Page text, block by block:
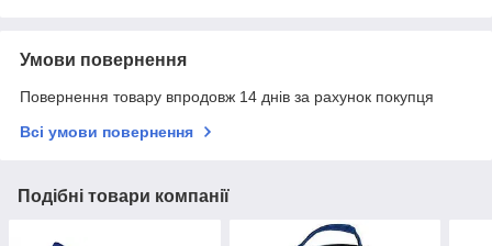
Умови повернення
Повернення товару впродовж 14 днів за рахунок покупця
Всі умови повернення
Подібні товари компанії